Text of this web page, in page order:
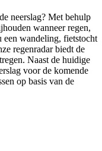
neerslag? Met behulp
wanneer regen,
een wandeling, fietstocht
regenradar biedt de
Naast de huidige
voor de komende
op basis van de